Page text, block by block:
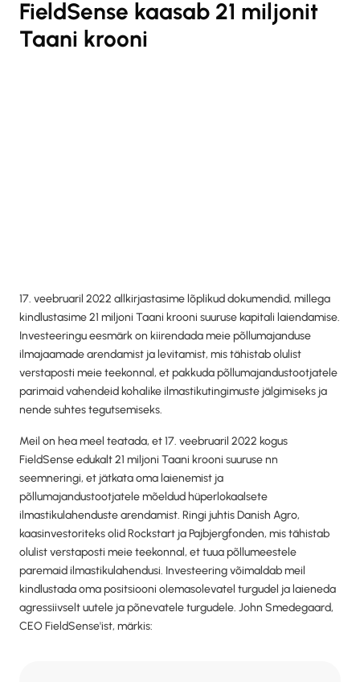
FieldSense kaasab 21 miljonit
Taani krooni
17. veebruaril 2022 allkirjastasime lõplikud dokumendid, millega
kindlustasime 21 miljoni Taani krooni suuruse kapitali laiendamise.
Investeeringu eesmärk on kiirendada meie põllumajanduse
ilmajaamade arendamist ja levitamist, mis tähistab olulist
verstaposti meie teekonnal, et pakkuda põllumajandustootjatele
parimaid vahendeid kohalike ilmastikutingimuste jälgimiseks ja
nende suhtes tegutsemiseks.
Meil on hea meel teatada, et 17. veebruaril 2022 kogus
FieldSense edukalt 21 miljoni Taani krooni suuruse nn
seemneringi, et jätkata oma laienemist ja
põllumajandustootjatele mõeldud hüperlokaalsete
ilmastikulahenduste arendamist. Ringi juhtis Danish Agro,
kaasinvestoriteks olid Rockstart ja Pajbjergfonden, mis tähistab
olulist verstaposti meie teekonnal, et tuua põllumeestele
paremaid ilmastikulahendusi. Investeering võimaldab meil
kindlustada oma positsiooni olemasolevatel turgudel ja laieneda
agressiivselt uutele ja põnevatele turgudele. John Smedegaard,
CEO FieldSense'ist, märkis: